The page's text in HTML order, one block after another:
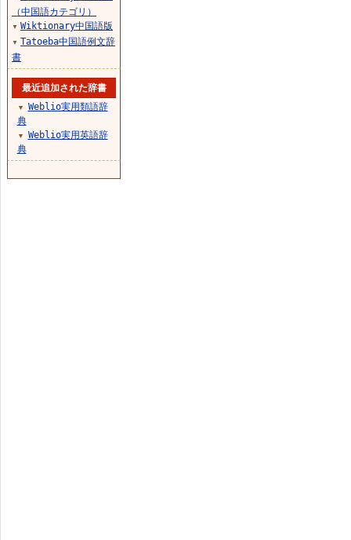
（中国語カテゴリ）
▼ Wiktionary中国語版
▼ Tatoeba中国語例文辞
書
最近追加された辞書
▼
Weblio実用類語辞
典
▼
Weblio実用英語辞
典